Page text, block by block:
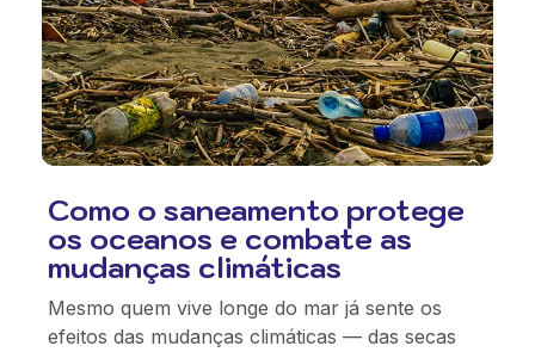
Como o saneamento protege
os oceanos e combate as
mudanças climáticas
Mesmo quem vive longe do mar já sente os
efeitos das mudanças climáticas — das secas